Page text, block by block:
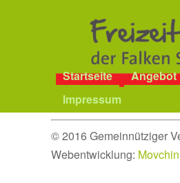
Startseite Angebot
Impressum
© 2016 Gemeinnütziger
Webentwicklung: